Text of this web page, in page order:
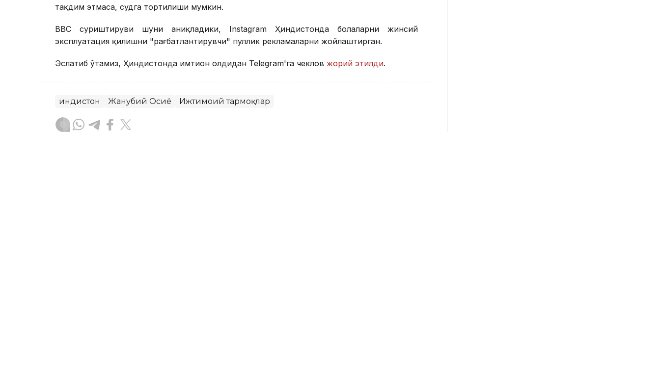
тақдим этмаса, судга тортилиши мумкин.
BBC суриштируви шуни аниқладики, Instagram Ҳиндистонда болаларни жинсий
эксплуатация қилишни "рағбатлантирувчи" пуллик рекламаларни жойлаштирган.
Эслатиб ўтамиз, Ҳиндистонда имтиҳон олдидан Telegram'га чеклов жорий этилди.
Ҳиндистон Жанубий Осиё Ижтимоий тармоқлар